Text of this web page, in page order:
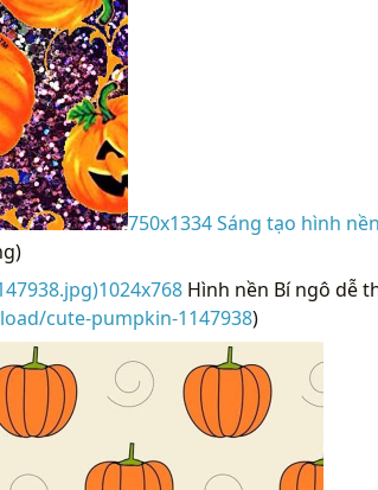
750x1334 Sáng tạo hình
Hình nền Bí ngô dễ
cute-pumpkin-1147938)